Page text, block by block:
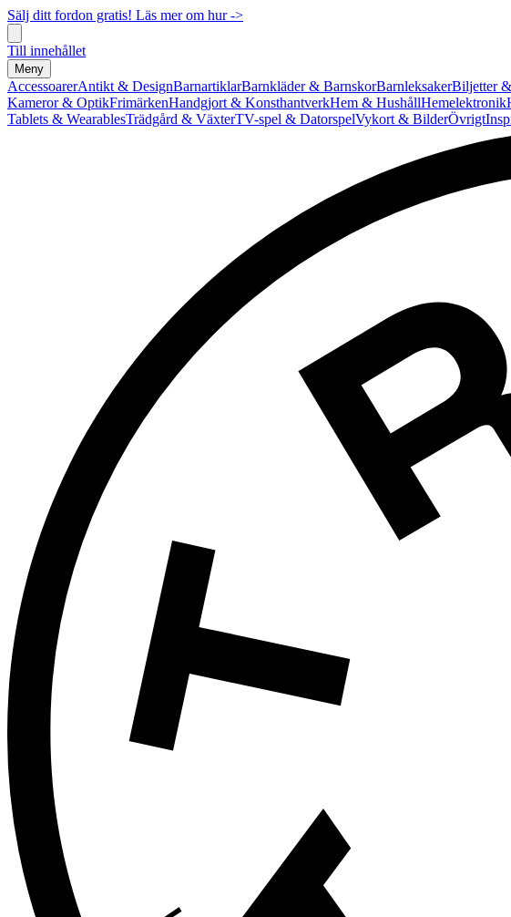
Sälj ditt fordon gratis! Läs mer om hur ->
Till innehållet
Meny
AccessoarerAntikt & DesignBarnartiklarBarnkläder & BarnskorBarnleksakerBiljetter
Kameror & OptikFrimärkenHandgjort & KonsthantverkHem & HushållHemelektronik
Tablets & WearablesTrädgård & VäxterTV-spel & DatorspelVykort & BilderÖvrigt